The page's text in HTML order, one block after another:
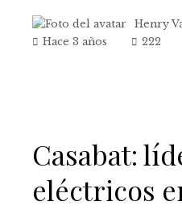
Henry
Hace 3 años
222
Casabat:
eléctricos